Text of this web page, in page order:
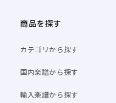
商品を探す
カテゴリから探す
国内楽譜から探す
輸入楽譜から探す